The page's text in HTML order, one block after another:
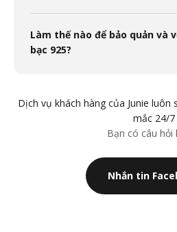
Làm thế nào để bảo quản và
bạc 925?
Dịch vụ khách hàng của Junie luôn
mắc 24/7
Bạn có câu hỏi
Nhắn tin